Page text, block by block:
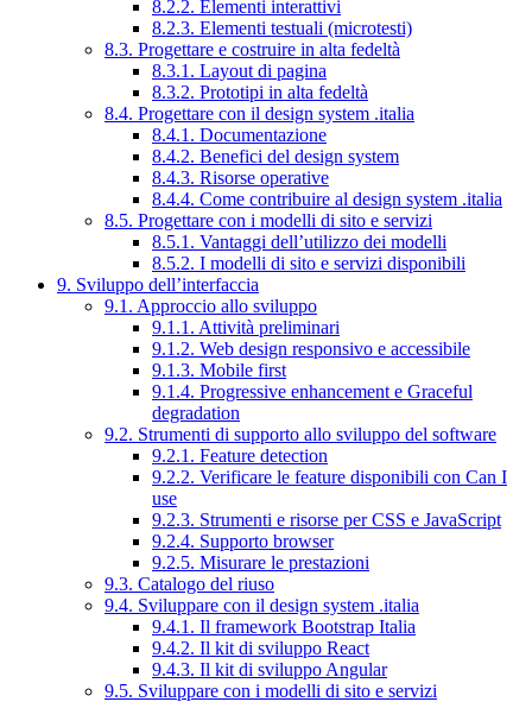
8.2.2. Elementi interattivi
8.2.3. Elementi testuali (microtesti)
8.3. Progettare e costruire in alta fedeltà
8.3.1. Layout di pagina
8.3.2. Prototipi in alta fedeltà
8.4. Progettare con il design system .italia
8.4.1. Documentazione
8.4.2. Benefici del design system
8.4.3. Risorse operative
8.4.4. Come contribuire al design system .italia
8.5. Progettare con i modelli di sito e servizi
8.5.1. Vantaggi dell’utilizzo dei modelli
8.5.2. I modelli di sito e servizi disponibili
9. Sviluppo dell’interfaccia
9.1. Approccio allo sviluppo
9.1.1. Attività preliminari
9.1.2. Web design responsivo e accessibile
9.1.3. Mobile first
9.1.4. Progressive enhancement e Graceful
degradation
9.2. Strumenti di supporto allo sviluppo del software
9.2.1. Feature detection
9.2.2. Verificare le feature disponibili con Can I
use
9.2.3. Strumenti e risorse per CSS e JavaScript
9.2.4. Supporto browser
9.2.5. Misurare le prestazioni
9.3. Catalogo del riuso
9.4. Sviluppare con il design system .italia
9.4.1. Il framework Bootstrap Italia
9.4.2. Il kit di sviluppo React
9.4.3. Il kit di sviluppo Angular
9.5. Sviluppare con i modelli di sito e servizi